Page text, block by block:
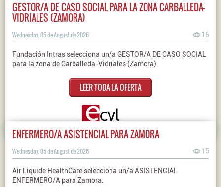
GESTOR/A DE CASO SOCIAL PARA LA ZONA CARBALLEDA-
VIDRIALES (ZAMORA)
Wednesday, 05 de August de 2026 16
Fundación Intras selecciona un/a GESTOR/A DE CASO SOCIAL
para la zona de Carballeda-Vidriales (Zamora).
LEER TODA LA OFERTA
ENFERMERO/A ASISTENCIAL PARA ZAMORA
Wednesday, 05 de August de 2026 15
Air Liquide HealthCare selecciona un/a ASISTENCIAL
ENFERMERO/A para Zamora.